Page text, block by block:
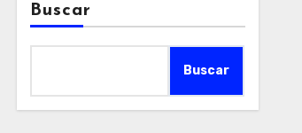
Buscar
Buscar